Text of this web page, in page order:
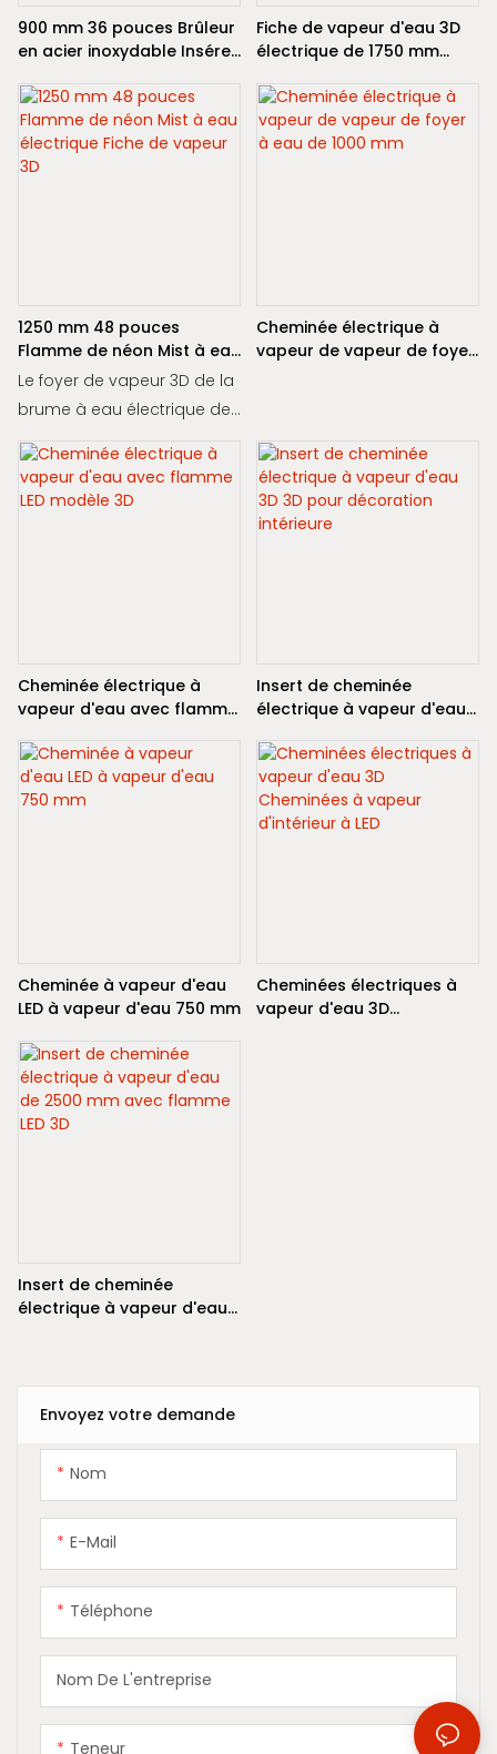
Envoyez votre demande
Nom
E-Mail
Téléphone
Nom De L'entreprise
Teneur
900 mm 36 pouces Brûleur
en acier inoxydable Insérer
éthanol
Fiche de vapeur d'eau 3D
électrique de 1750 mm
1250 mm 48 pouces
Flamme de néon Mist à eau
électrique Fiche de vapeur
3D
Le foyer de vapeur 3D de la
brume à eau électrique de
1250 mm "crée un effet de
flamme captivant et
réaliste grâce à l'utilisation
quelle pièce de votre
maison
Cheminée électrique à
vapeur de vapeur de foyer
Cheminée électrique à
vapeur d'eau avec flamme
Insert de cheminée
électrique à vapeur d'eau
intérieure
Cheminée à vapeur d'eau
LED à vapeur d'eau 750 mm
Cheminées électriques à
vapeur d'eau 3D
Insert de cheminée
électrique à vapeur d'eau